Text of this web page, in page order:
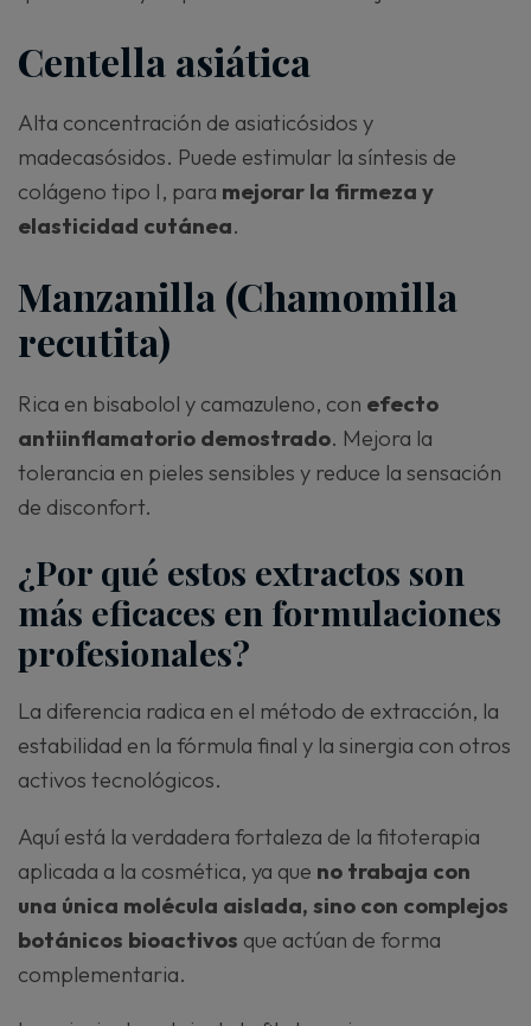
Centella asiática
Alta concentración de asiaticósidos y
madecasósidos. Puede estimular la síntesis de
colágeno tipo I, para mejorar la firmeza y
elasticidad cutánea.
Manzanilla (Chamomilla
recutita)
Rica en bisabolol y camazuleno, con efecto
antiinflamatorio demostrado. Mejora la
tolerancia en pieles sensibles y reduce la sensación
de disconfort.
¿Por qué estos extractos son
más eficaces en formulaciones
profesionales?
La diferencia radica en el método de extracción, la
estabilidad en la fórmula final y la sinergia con otros
activos tecnológicos.
Aquí está la verdadera fortaleza de la fitoterapia
aplicada a la cosmética, ya que no trabaja con
una única molécula aislada, sino con complejos
botánicos bioactivos que actúan de forma
complementaria.